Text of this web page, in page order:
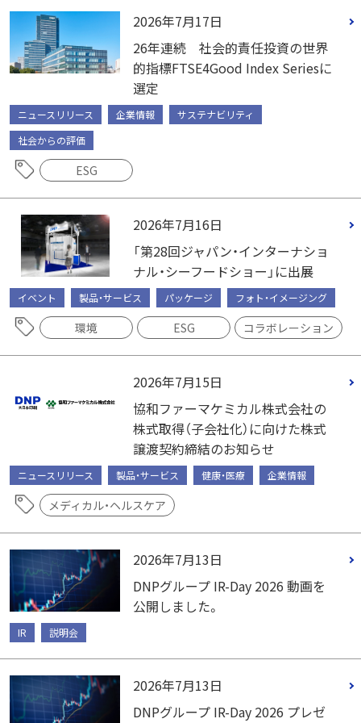
2026年7月17日
26年連続 社会的責任投資の世界
的指標FTSE4Good Index Seriesに
選定
ニュースリリース 企業情報
サステナビリティ
社会からの評価
ESG
2026年7月16日
「第28回ジャパン・インターナショ
ナル・シーフードショー」に出展
イベント 製品・サービス パッケージ フォト・イメージング
環境 ESG コラボレーション
2026年7月15日
協和ファーマケミカル株式会社の
株式取得（子会社化）に向けた株式
譲渡契約締結のお知らせ
ニュースリリース 製品・サービス 健康・医療 企業情報
メディカル・ヘルスケア
2026年7月13日
DNPグループ IR-Day 2026 動画を
公開しました。
IR 説明会
2026年7月13日
DNPグループ IR-Day 2026 プレゼ